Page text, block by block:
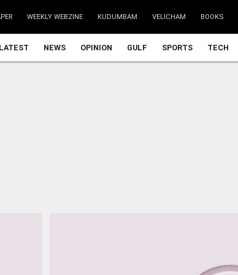
WEEKLY WEBZINE KUDUMBAM VELICHAM BOOKS
LATEST NEWS OPINION GULF SPORTS TECH